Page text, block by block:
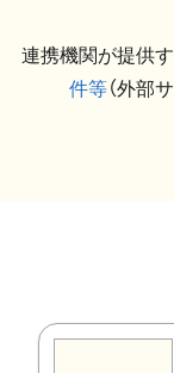
連携機関が提供
件等（外部